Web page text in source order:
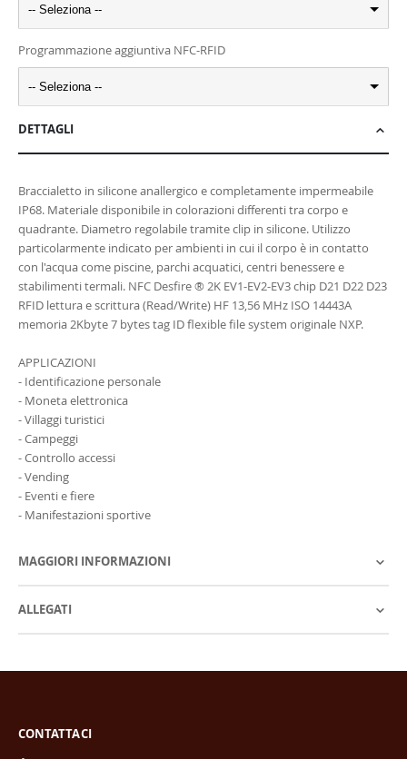
-- Seleziona --
Programmazione aggiuntiva NFC-RFID
-- Seleziona --
DETTAGLI
Braccialetto in silicone anallergico e completamente impermeabile
IP68. Materiale disponibile in colorazioni differenti tra corpo e
quadrante. Diametro regolabile tramite clip in silicone. Utilizzo
particolarmente indicato per ambienti in cui il corpo è in contatto
con l'acqua come piscine, parchi acquatici, centri benessere e
stabilimenti termali. NFC Desfire ® 2K EV1-EV2-EV3 chip D21 D22 D23
RFID lettura e scrittura (Read/Write) HF 13,56 MHz ISO 14443A
memoria 2Kbyte 7 bytes tag ID flexible file system originale NXP.
APPLICAZIONI
- Identificazione personale
- Moneta elettronica
- Villaggi turistici
- Campeggi
- Controllo accessi
- Vending
- Eventi e fiere
- Manifestazioni sportive
MAGGIORI INFORMAZIONI
ALLEGATI
CONTATTACI